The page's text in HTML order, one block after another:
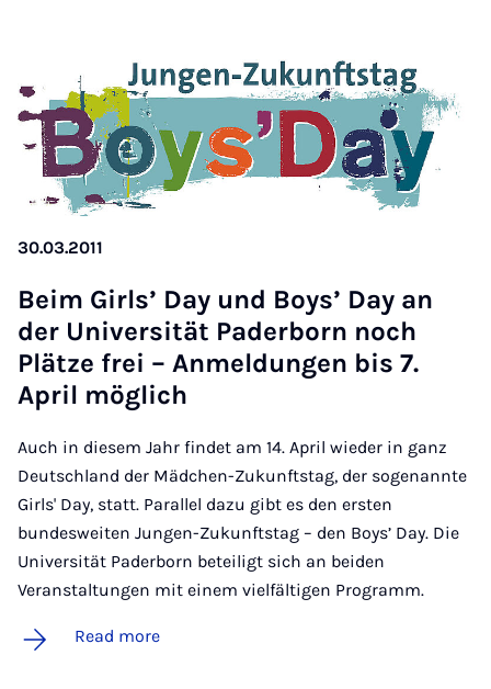
30.03.2011
Beim Girls’ Day und Boys’ Day an
der Uni­versität Pader­born noch
Plätze frei – An­mel­dun­gen bis 7.
April mög­lich
Auch in diesem Jahr findet am 14. April wieder in ganz
Deutschland der Mädchen-Zukunftstag, der sogenannte
Girls' Day, statt. Parallel dazu gibt es den ersten
bundesweiten Jungen-Zukunftstag – den Boys’ Day. Die
Universität Paderborn beteiligt sich an beiden
Veranstaltungen mit einem vielfältigen Programm.
Read more